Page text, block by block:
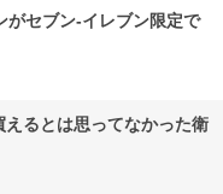
セブン‐イレブン限定で
るとは思ってなかった衛